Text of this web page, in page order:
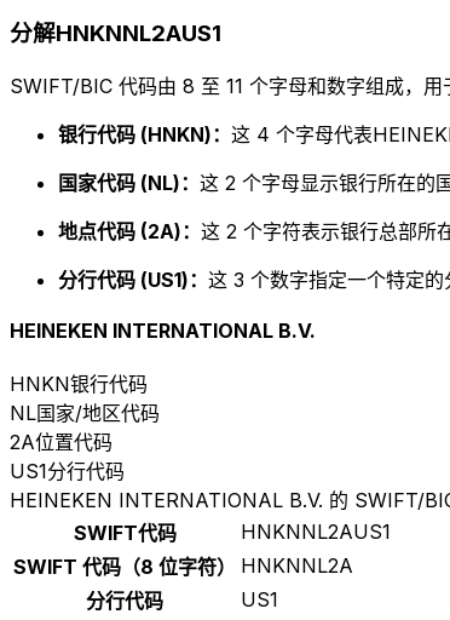
分解HNKNNL2AUS1
SWIFT/BIC 代码由 8 至 11 个字母和数字组成，用
银行代码 (HNKN)： 这 4 个字母代表
国家代码 (NL)： 这 2 个字母显示银行所在的
地点代码 (2A)： 这 2 个字符表示银行总部所在
分行代码 (US1)： 这 3 个数字指定一个特定
HEINEKEN INTERNATIONAL B.V.
HNKN银行代码
NL国家/地区代码
2A位置代码
US1分行代码
HEINEKEN INTERNATIONAL B.V. 的 SWIFT/
SWIFT代码
HNKNNL2AUS1
SWIFT 代码（8 位字符）
HNKNNL2A
分行代码
US1